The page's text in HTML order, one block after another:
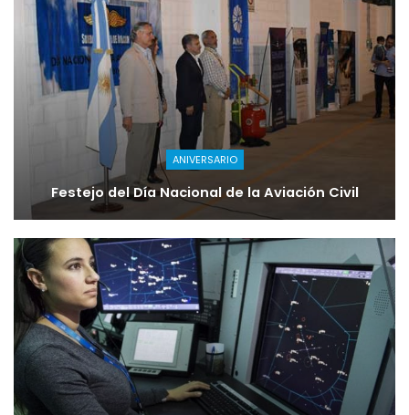
ANIVERSARIO
Festejo del Día Nacional de la Aviación Civil